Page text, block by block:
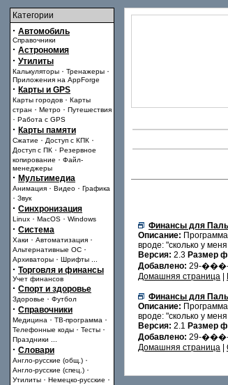
Категории
· Автомобиль
Справочники
· Астрономия
· Утилиты
Калькуляторы · Тренажеры ·
Приложения на AppForge
· Карты и GPS
Карты городов · Карты
стран · Метро · Путешествия
· Работа с GPS
· Карты памяти
Сжатие · Доступ с КПК ·
Доступ с ПК · Резервное
копирование · Файл-
менеджеры
· Мультимедиа
Анимация · Видео · Графика
· Звук
· Синхронизация
Linux · MacOS · Windows
· Система
Хаки · Автоматизация ·
Альтернативные ОС ·
Архиваторы · Шрифты
· Торговля и финансы
Учет финансов
· Спорт и здоровье
Здоровье · Футбол
· Справочники
Медицина · ТВ-программа ·
Телефонные коды · Тесты ·
Праздники
· Словари
Англо-русские (общ.) ·
Англо-русские (спец.) ·
Утилиты · Немецко-русские ·
Финансы для
Описание:
вроде: "сколько у
Версия: 2.3 Размер
Добавлено: 29-���-
Домашняя страница
Финансы для
Описание:
вроде: "сколько у
Версия: 2.1 Размер
Добавлено: 29-���-
Домашняя страница